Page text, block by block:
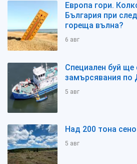
Европа гори.
България при
гореща вълна?
6 авг
Специален буй ще
замърсявания по
5 авг
Над 200 тона
5 авг